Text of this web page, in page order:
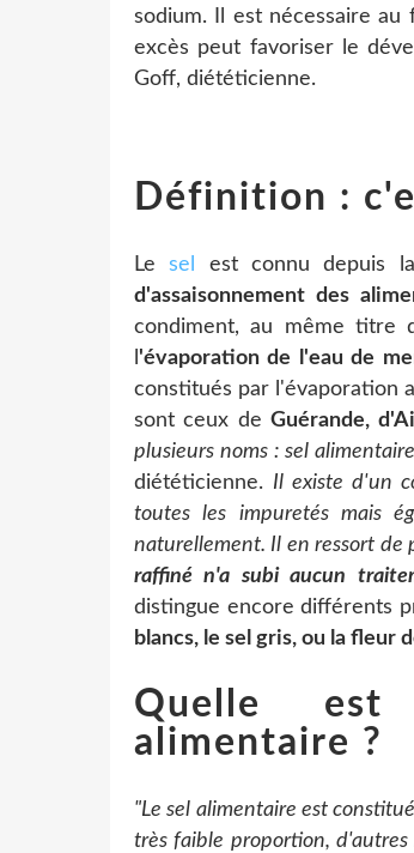
sodium. Il est nécessaire
excès peut favoriser le
Goff, diététicienne.
Définition :
Lesel est connu depuis
d'assaisonnement des
condiment, au même titre
'évaporation de l'eau de
constitués par l'évaporation
sont ceux deGuérande,
plusieurs noms : sel
diététicienne. Il existe d'un
toutes les impuretés mais
naturellement. Il en ressort de
raffiné n'a subi aucun
distingue encore différents
blancs, le sel gris, ou la fleur
Quelle
alimentaire ?
"Le sel alimentaire est
très faible proportion,